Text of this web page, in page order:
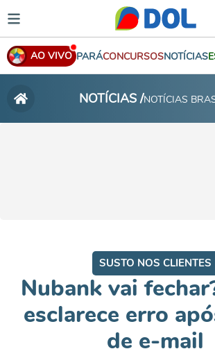
AO VIVO PARÁCONCURSOSNOTÍCIAS
NOTÍCIAS /NOTÍCIAS
SUSTO NOS CLIENTES
Nubank vai
esclarece erro
de e-mail